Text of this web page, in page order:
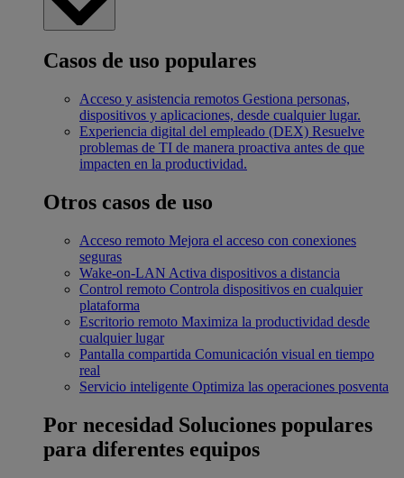
Casos de uso populares
Acceso y asistencia remotos Gestiona personas,
dispositivos y aplicaciones, desde cualquier lugar.
Experiencia digital del empleado (DEX) Resuelve
problemas de TI de manera proactiva antes de que
impacten en la productividad.
Otros casos de uso
Acceso remoto Mejora el acceso con conexiones
seguras
Wake-on-LAN Activa dispositivos a distancia
Control remoto Controla dispositivos en cualquier
plataforma
Escritorio remoto Maximiza la productividad desde
cualquier lugar
Pantalla compartida Comunicación visual en tiempo
real
Servicio inteligente Optimiza las operaciones posventa
Por necesidad Soluciones populares
para diferentes equipos